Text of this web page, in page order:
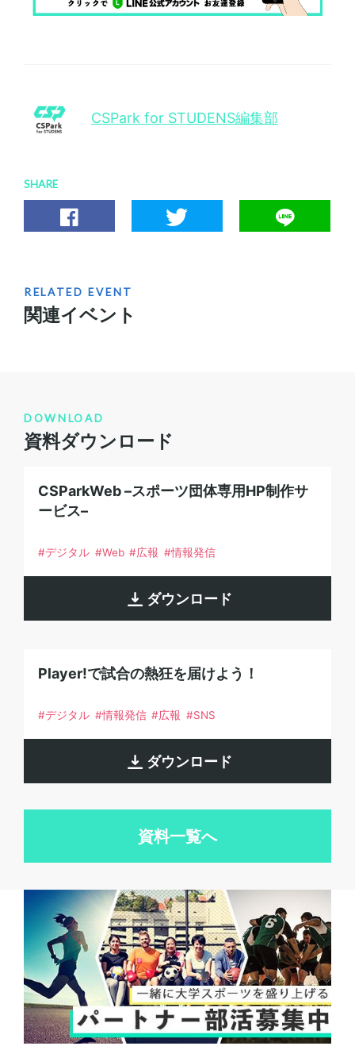
CSPark for STUDENS編集部
SHARE
RELATED EVENT
関連イベント
DOWNLOAD
資料ダウンロード
CSParkWeb –スポーツ団体専用HP制作サ
ービス–
デジタル Web 広報 情報発信
ダウンロード
Player!で試合の熱狂を届けよう！
デジタル 情報発信 広報 SNS
ダウンロード
資料一覧へ